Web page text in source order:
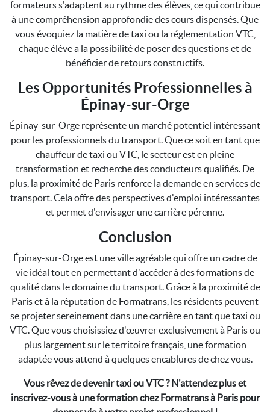
formateurs s'adaptent au rythme des élèves, ce qui contribue
à une compréhension approfondie des cours dispensés. Que
vous évoquiez la matière de taxi ou la réglementation VTC,
chaque élève a la possibilité de poser des questions et de
bénéficier de retours constructifs.
Les Opportunités Professionnelles à
Épinay-sur-Orge
Épinay-sur-Orge représente un marché potentiel intéressant
pour les professionnels du transport. Que ce soit en tant que
chauffeur de taxi ou VTC, le secteur est en pleine
transformation et recherche des conducteurs qualifiés. De
plus, la proximité de Paris renforce la demande en services de
transport. Cela offre des perspectives d'emploi intéressantes
et permet d'envisager une carrière pérenne.
Conclusion
Épinay-sur-Orge est une ville agréable qui offre un cadre de
vie idéal tout en permettant d'accéder à des formations de
qualité dans le domaine du transport. Grâce à la proximité de
Paris et à la réputation de Formatrans, les résidents peuvent
se projeter sereinement dans une carrière en tant que taxi ou
VTC. Que vous choisissiez d'œuvrer exclusivement à Paris ou
plus largement sur le territoire français, une formation
adaptée vous attend à quelques encablures de chez vous.
Vous rêvez de devenir taxi ou VTC ? N'attendez plus et
inscrivez-vous à une formation chez Formatrans à Paris pour